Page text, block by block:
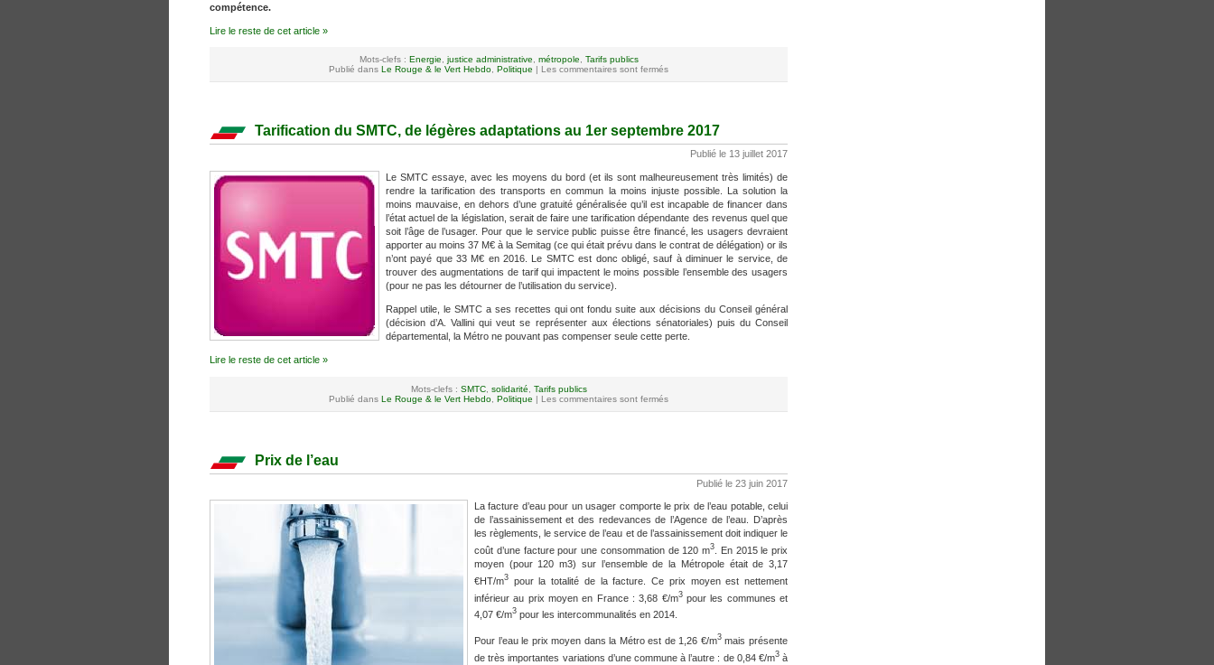
compétence.
Lire le reste de cet article »
Mots-clefs : Energie, justice administrative, métropole, Tarifs publics
Publié dans Le Rouge & le Vert Hebdo, Politique | Les commentaires sont fermés
Tarification du SMTC, de légères adaptations au 1er septembre 2017
Publié le 13 juillet 2017
Le SMTC essaye, avec les moyens du bord (et ils sont malheureusement très limités) de
rendre la tarification des transports en commun la moins injuste possible. La solution la
moins mauvaise, en dehors d’une gratuité généralisée qu’il est incapable de financer dans
l’état actuel de la législation, serait de faire une tarification dépendante des revenus quel que
soit l’âge de l’usager. Pour que le service public puisse être financé, les usagers devraient
apporter au moins 37 M€ à la Semitag (ce qui était prévu dans le contrat de délégation) or ils
n’ont payé que 33 M€ en 2016. Le SMTC est donc obligé, sauf à diminuer le service, de
trouver des augmentations de tarif qui impactent le moins possible l’ensemble des usagers
(pour ne pas les détourner de l’utilisation du service).
Rappel utile, le SMTC a ses recettes qui ont fondu suite aux décisions du Conseil général
(décision d’A. Vallini qui veut se représenter aux élections sénatoriales) puis du Conseil
départemental, la Métro ne pouvant pas compenser seule cette perte.
Lire le reste de cet article »
Mots-clefs : SMTC, solidarité
Tarifs publics
Publié dans Le Rouge & le Vert Hebdo Politique | Les commentaires sont fermés
Prix de l’eau
Publié le 23 juin 2017
La facture d’eau pour un usager comporte le prix de l’eau potable, celui
de l’assainissement et des redevances de l’Agence de l’eau. D’après
les règlements, le service de l’eau et de l’assainissement doit indiquer le
coût d’une facture pour une consommation de 120 m3 . En 2015 le prix
moyen (pour 120 m3) sur l’ensemble de la Métropole était de 3,17
€HT/m3 pour la totalité de la facture. Ce prix moyen est nettement
inférieur au prix moyen en France : 3,68 €/m3pour les communes et
4,07 €/m3 pour les intercommunalités en 2014.
Pour l’eau le prix moyen dans la Métro est de 1,26 €/m3mais présente
de très importantes variations d’une commune à l’autre : de 0,84 €/m3à